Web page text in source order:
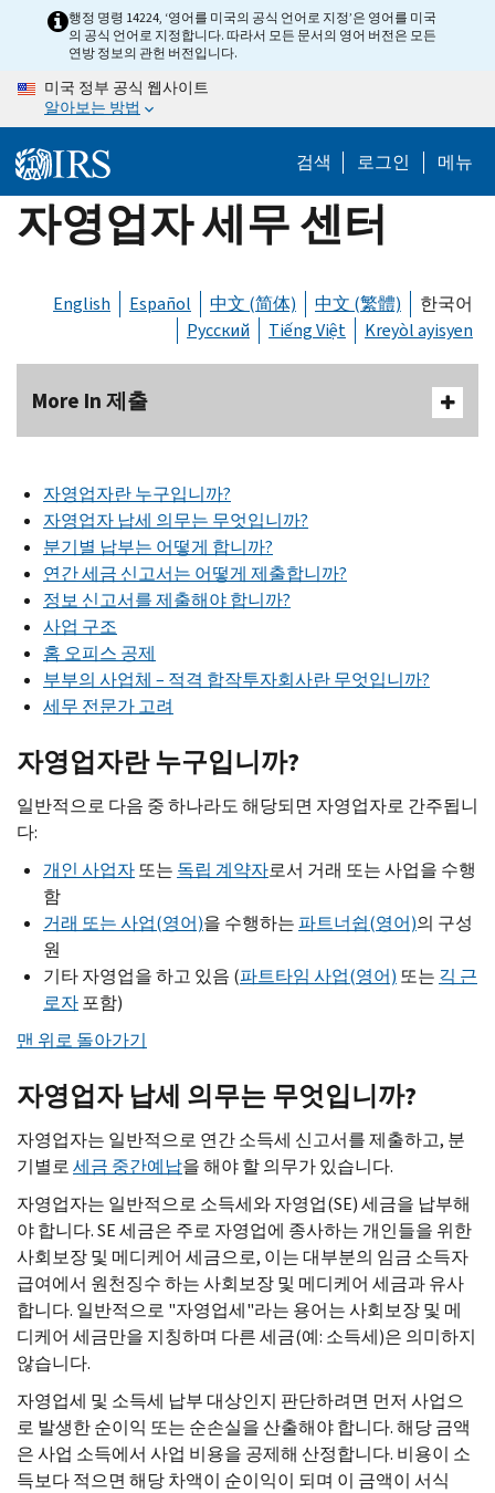
content
행정 명령 14224, ‘영어를 미국의 공식 언어로 지정’은 영어를 미국
의 공식 언어로 지정합니다. 따라서 모든 문서의 영어 버전은 모든
연방 정보의 관헌 버전입니다.
미국 정부 공식 웹사이트
알아보는 방법
검색 로그인 메뉴
자영업자 세무 센터
English Español 中文 (简体) 中文 (繁體)
한국어
Русский
Tiếng Việt Kreyòl ayisyen
More In 제출
자영업자란 누구입니까?
자영업자 납세 의무는 무엇입니까?
분기별 납부는 어떻게 합니까?
연간 세금 신고서는 어떻게 제출합니까?
정보 신고서를 제출해야 합니까?
사업 구조
홈 오피스 공제
부부의 사업체 – 적격 합작투자회사란 무엇입니까?
세무 전문가 고려
자영업자란 누구입니까?
일반적으로 다음 중 하나라도 해당되면 자영업자로 간주됩니
다:
개인 사업자또는 독립 계약자로서 거래 또는 사업을 수행
함
거래 또는 사업(영어)을 수행하는 파트너쉽(영어)의 구성
원
기타 자영업을 하고 있음 (파트타임 사업(영어) 또는 긱 근
로자포함)
맨 위로 돌아가기
자영업자 납세 의무는 무엇입니까?
자영업자는 일반적으로 연간 소득세 신고서를 제출하고, 분
기별로세금 중간예납을 해야 할 의무가 있습니다.
자영업자는 일반적으로 소득세와 자영업(SE) 세금을 납부해
야 합니다.SE세금은 주로 자영업에 종사하는 개인들을 위한
사회보장 및 메디케어 세금으로, 이는 대부분의 임금 소득자
급여에서 원천징수 하는 사회보장 및 메디케어 세금과 유사
합니다. 일반적으로 "자영업세"라는 용어는 사회보장 및 메
디케어 세금만을 지칭하며 다른 세금(예: 소득세)은 의미하지
않습니다.
자영업세 및 소득세 납부 대상인지 판단하려면 먼저 사업으
로 발생한 순이익 또는 순손실을 산출해야 합니다. 해당 금액
은 사업 소득에서 사업 비용을 공제해 산정합니다. 비용이 소
득보다 적으면 해당 차액이 순이익이 되며 이 금액이 서식